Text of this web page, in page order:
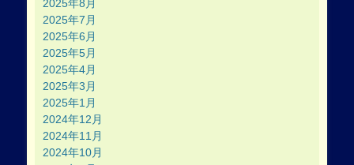
2025年8月
2025年7月
2025年6月
2025年5月
2025年4月
2025年3月
2025年1月
2024年12月
2024年11月
2024年10月